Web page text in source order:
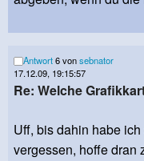
Antwort6 vonsebnator
17.12.09, 19:15:57
Re: Welche
Uff, bis dahin habe
vergessen, hoffe dran